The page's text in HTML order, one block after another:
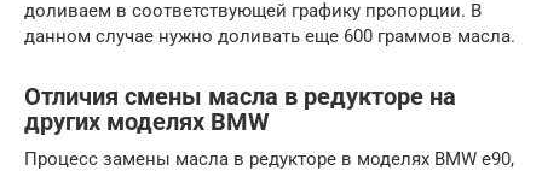
доливаем в соответствующей графику пропорции. В
данном случае нужно доливать еще 600 граммов масла.
Отличия смены масла в редукторе на
других моделях BMW
Процесс замены масла в редукторе в моделях BMW e90,